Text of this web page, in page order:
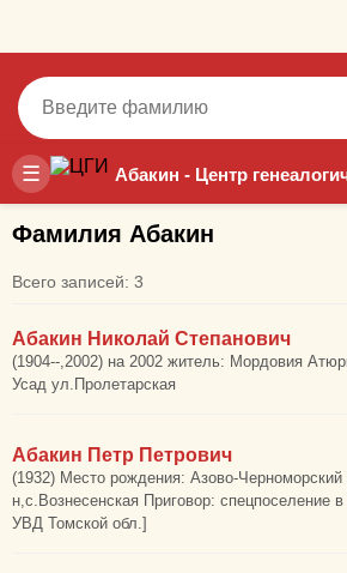
☰ Точный
Фамилия Абакин
Всего записей: 3
Абакин Николай Степанович
(1904--,2002) на 2002 житель: Мордовия
Усад ул.Пролетарская
Абакин Петр Петрович
(1932) Место рождения: Азово-
н,с.Вознесенская Приговор: спецпоселение
УВД Томской обл.]